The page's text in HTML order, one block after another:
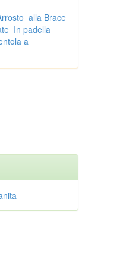
alla Brace
In padella
a